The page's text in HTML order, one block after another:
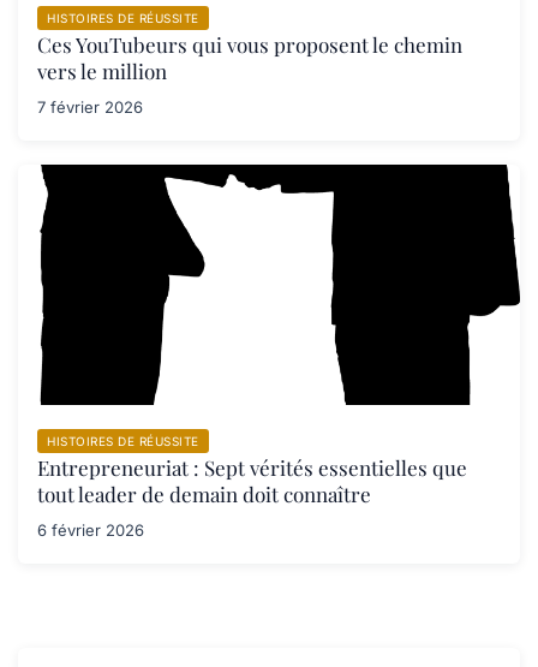
HISTOIRES DE RÉUSSITE
Ces YouTubeurs qui vous proposent le chemin
vers le million
7 février 2026
HISTOIRES DE RÉUSSITE
Entrepreneuriat : Sept vérités essentielles que
tout leader de demain doit connaître
6 février 2026